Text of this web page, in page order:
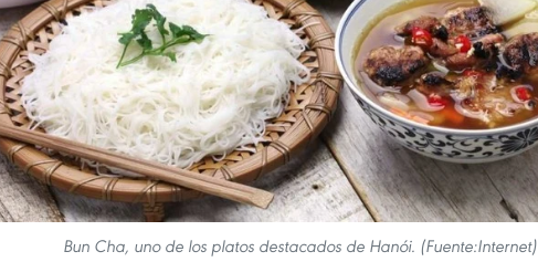
Bun Cha, uno de los platos destacados de Hanói. (Fuente:Internet)